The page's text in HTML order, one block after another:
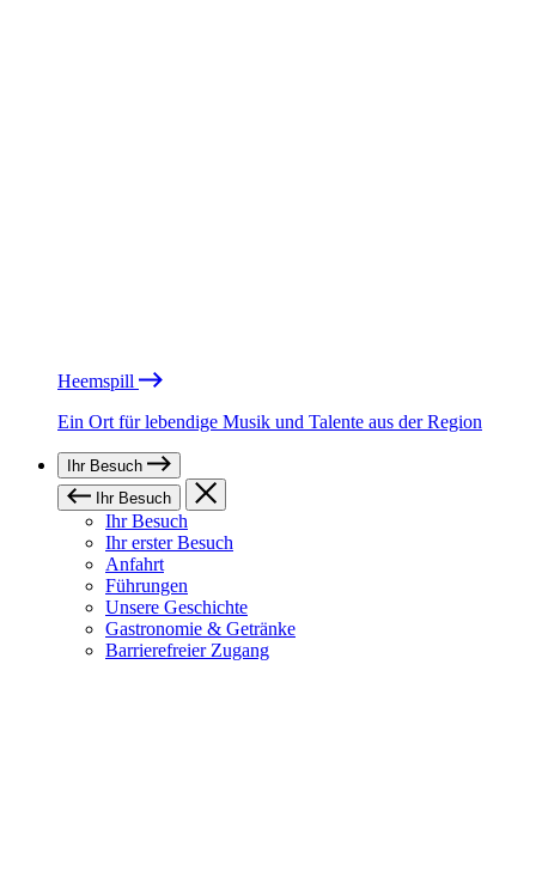
Heemspill
Ein Ort für lebendige Musik und Talente aus der Region
Ihr Besuch
Ihr Besuch
Ihr Besuch
Ihr erster Besuch
Anfahrt
Führungen
Unsere Geschichte
Gastronomie & Getränke
Barrierefreier Zugang